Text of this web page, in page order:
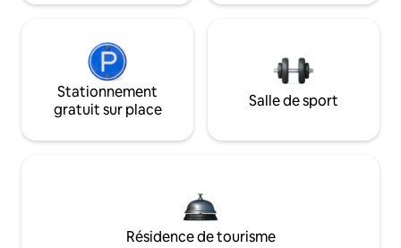
Stationnement
gratuit sur place
Salle de sport
Résidence de tourisme